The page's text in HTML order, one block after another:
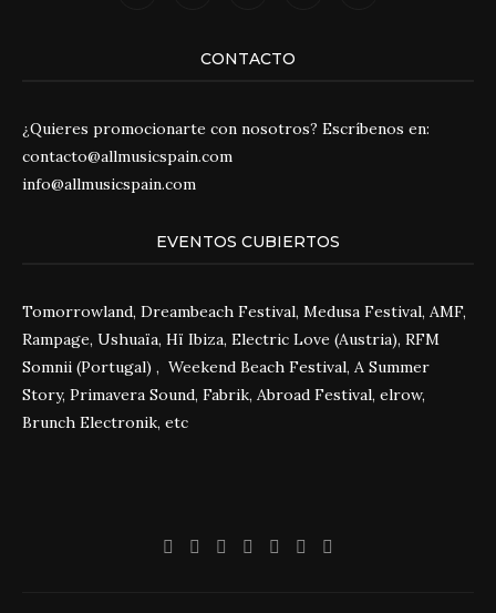
CONTACTO
¿Quieres promocionarte con nosotros? Escríbenos en:
contacto@allmusicspain.com
info@allmusicspain.com
EVENTOS CUBIERTOS
Tomorrowland, Dreambeach Festival, Medusa Festival, AMF,
Rampage, Ushuaïa, Hï Ibiza, Electric Love (Austria), RFM
Somnii (Portugal) , Weekend Beach Festival, A Summer
Story, Primavera Sound, Fabrik, Abroad Festival, elrow,
Brunch Electronik, etc